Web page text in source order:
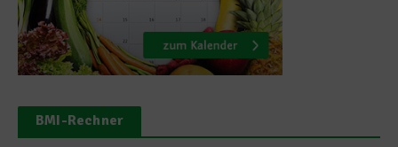
BMI-Rechner